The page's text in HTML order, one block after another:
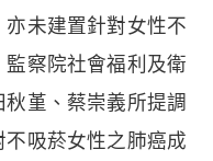
未建置針對女性不
察院社會福利及衛
堇、蔡崇義所提調
吸菸女性之肺癌成